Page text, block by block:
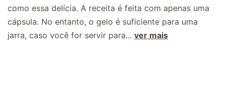
como essa delícia. A receita é feita com apenas uma
cápsula. No entanto, o gelo é suficiente para uma
jarra, caso você for servir para... ver mais